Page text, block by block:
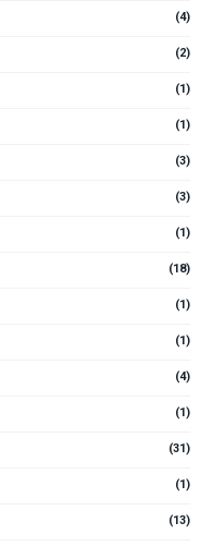
(4)
(2)
(1)
(1)
(3)
(3)
(1)
(18)
(1)
(1)
(4)
(1)
(31)
(1)
(13)